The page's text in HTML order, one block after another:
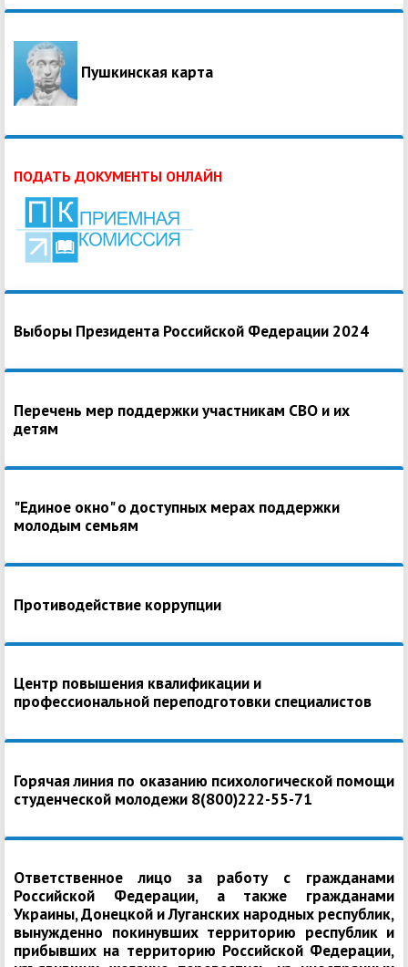
Пушкинская карта
ПОДАТЬ ДОКУМЕНТЫ ОНЛАЙН
Выборы Президента Российской Федерации 2024
Перечень мер поддержки участникам СВО и их
детям
"Единое окно" о доступных мерах поддержки
молодым семьям
Противодействие коррупции
Центр повышения квалификации и
профессиональной переподготовки специалистов
Горячая линия по оказанию психологической помощи
студенческой молодежи 8(800)222-55-71
Ответственное лицо за работу с гражданами
Российской Федерации, а также гражданами
Украины, Донецкой и Луганских народных республик,
вынужденно покинувших территорию республик и
прибывших на территорию Российской Федерации,